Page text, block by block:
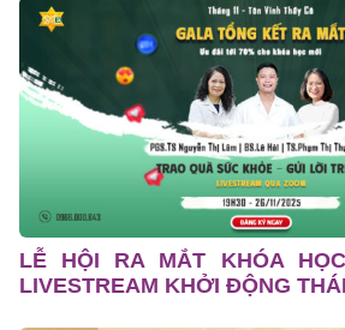
LỄ HỘI RA MẮT KHÓA
LIVESTREAM KHỞI ĐỘNG